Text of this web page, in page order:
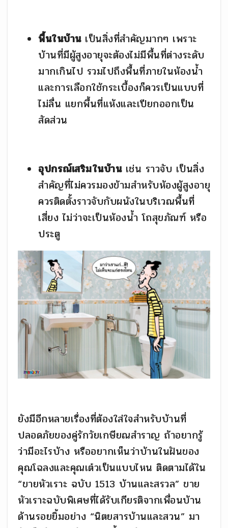
พื้นในบ้านเป็นสิ่งที่สำคัญมากๆ เพราะ
บ้านที่มีผู้สูงอายุจะต้องไม่มีพื้นที่ต่างระดับ
มากเกินไป รวมไปถึงพื้นที่ภายในห้องน้ำ
และการเลือกใช้กระเบื้องก็ควรเป็นแบบที่
ไม่ลื่น แยกพื้นที่แห้งและเปียกออกเป็น
สัดส่วน
อุปกรณ์เสริมในบ้านเช่น ราวจับ เป็นสิ่ง
สำคัญที่ไม่ควรมองข้ามสำหรับห้องผู้สูงอายุ
ควรติดตั้งราวจับกับผนังในบริเวณพื้นที่
เสี่ยง ไม่ว่าจะเป็นห้องน้ำ โถสุขภัณฑ์ หรือ
ประตู
ยังมีอีกหลายเรื่องที่ต้องใส่ใจสำหรับบ้านที่
ปลอดภัยของคู่รักวัยเกษียณสำราญ ถ้าอยากรู้
ว่ามีอะไรบ้าง หรืออยากเห็นว่าบ้านในฝันของ
คุณโฉลงและคุณเต๋วเป็นแบบไหน ติดตามได้ใน
“ขายหัวเราะ ฉบับ 1513 บ้านและสรวล” ขาย
หัวเราะฉบับพิเศษที่ได้รับเกียรติจากเพื่อนบ้าน
ด้านรอยยิ้มอย่าง “นิตยสารบ้านและสวน” มา